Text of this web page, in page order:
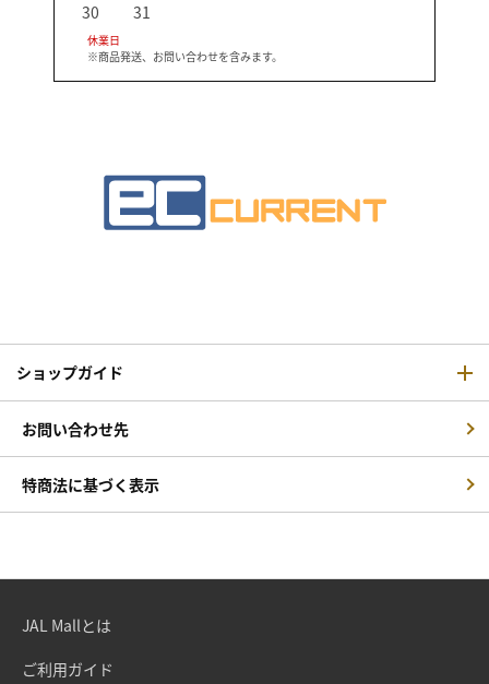
30
31
休業日
※商品発送、お問い合わせを含みます。
ショップガイド
お問い合わせ先
特商法に基づく表示
JAL Mallとは
ご利用ガイド